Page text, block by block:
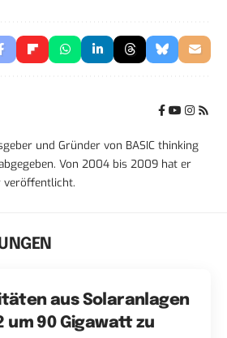
und Gründer von BASIC thinking
Von 2004 bis 2009 hat er
veröffentlicht.
aus Solaranlagen
um 90 Gigawatt zu